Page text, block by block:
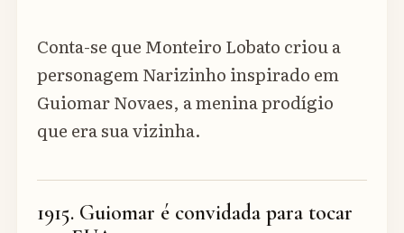
Conta-se que Monteiro Lobato criou a
personagem Narizinho inspirado em
Guiomar Novaes, a menina prodígio
que era sua vizinha.
1915. Guiomar é convidada para tocar